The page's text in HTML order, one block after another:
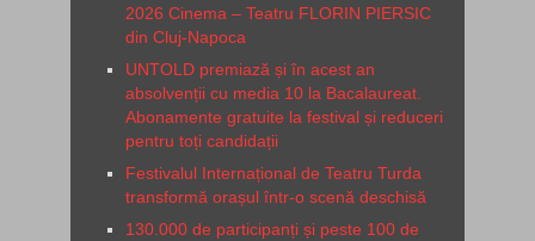
2026 Cinema – Teatru FLORIN PIERSIC
din Cluj-Napoca
UNTOLD premiază și în acest an
absolvenții cu media 10 la Bacalaureat.
Abonamente gratuite la festival și reduceri
pentru toți candidații
Festivalul Internațional de Teatru Turda
transformă orașul într-o scenă deschisă
130.000 de participanți și peste 100 de